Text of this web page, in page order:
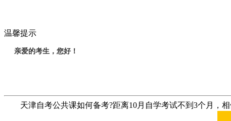
温馨提示
亲爱的考生，您好！
天津自考公共课如何备考?距离10月自学考试不到3个月，相